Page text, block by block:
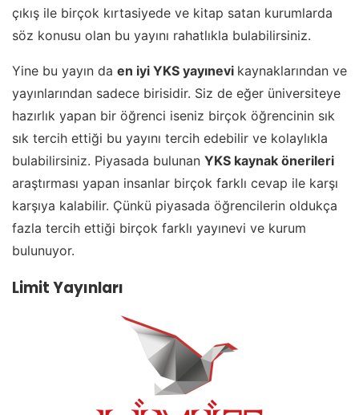
çıkış ile birçok kırtasiyede ve kitap satan kurumlarda
söz konusu olan bu yayını rahatlıkla bulabilirsiniz.
Yine bu yayın da en iyi YKS yayınevi kaynaklarından ve
yayınlarından sadece birisidir. Siz de eğer üniversiteye
hazırlık yapan bir öğrenci iseniz birçok öğrencinin sık
sık tercih ettiği bu yayını tercih edebilir ve kolaylıkla
bulabilirsiniz. Piyasada bulunan YKS kaynak önerileri
araştırması yapan insanlar birçok farklı cevap ile karşı
karşıya kalabilir. Çünkü piyasada öğrencilerin oldukça
fazla tercih ettiği birçok farklı yayınevi ve kurum
bulunuyor.
Limit Yayınları